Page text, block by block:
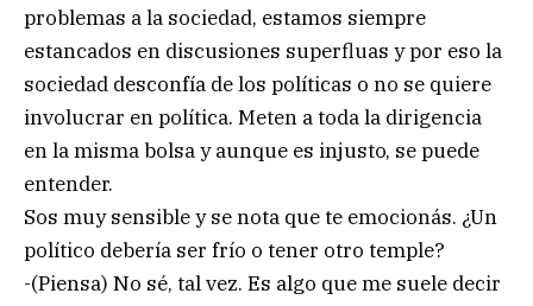
problemas a la sociedad, estamos siempre
estancados en discusiones superfluas y por eso la
sociedad desconfía de los políticas o no se quiere
involucrar en política. Meten a toda la dirigencia
en la misma bolsa y aunque es injusto, se puede
entender.
Sos muy sensible y se nota que te emocionás. ¿Un
político debería ser frío o tener otro temple?
-(Piensa) No sé, tal vez. Es algo que me suele decir